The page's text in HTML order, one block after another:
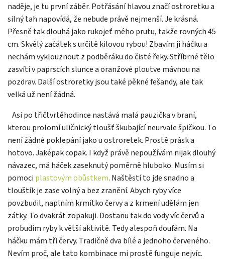
naděje, je tu první záběr. Potřásání hlavou značí ostroretku a
silný tah napovídá, že nebude právě nejmenší. Je krásná.
Přesně tak dlouhá jako rukojeť mého prutu, takže rovných 45
cm. Skvělý začátek s určitě kilovou rybou! Zbavím ji háčku a
nechám vyklouznout z podběráku do čisté řeky. Stříbrné tělo
zasvítí v paprscích slunce a oranžové ploutve mávnou na
pozdrav. Další ostroretky jsou také pěkné fešandy, ale tak
velká už není žádná.
Asi po třičtvrtěhodince nastává malá pauzička v braní,
kterou prolomí uličnický tloušť škubající neurvale špičkou. To
není žádné poklepání jako u ostroretek. Prostě prásk a
hotovo. Jaképak copak. I když právě nepoužívám nijak dlouhý
návazec, má háček zaseknutý poměrně hluboko. Musím si
pomoci plastovým obůstkem. Naštěstí to jde snadno a
tlouštík je zase volný a bez zranění. Abych ryby více
povzbudil, naplním krmítko červy a z krmení udělám jen
zátky. To dvakrát zopakuji. Dostanu tak do vody víc červů a
probudím ryby k větší aktivitě. Tedy alespoň doufám. Na
háčku mám tři červy. Tradičně dva bílé a jednoho červeného.
Nevím proč, ale tato kombinace mi prostě funguje nejvíc.